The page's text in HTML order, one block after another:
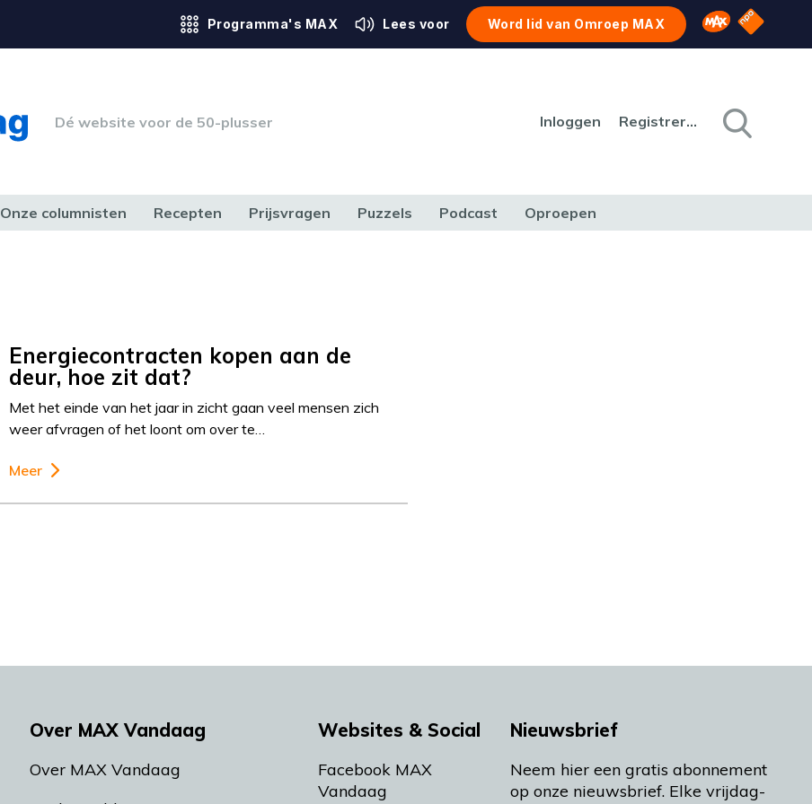
Programma's MAX Lees voor Word lid van Omroep MAX Omroep MAX
NPO
Dé website voor de 50-plusser Inloggen Registreren
Onze columnisten Recepten Prijsvragen Puzzels Podcast Oproepen
Energiecontracten kopen aan de
deur, hoe zit dat?
Met het einde van het jaar in zicht gaan veel mensen zich
weer afvragen of het loont om over te…
Meer
Over MAX Vandaag
Over MAX Vandaag
Websites & Social
Facebook MAX
Vandaag
Nieuwsbrief
Neem hier een gratis abonnement
op onze nieuwsbrief. Elke vrijdag-